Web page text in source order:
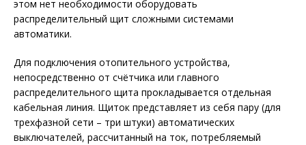
этом нет необходимости оборудовать
распределительный щит сложными системами
автоматики.
Для подключения отопительного устройства,
непосредственно от счётчика или главного
распределительного щита прокладывается отдельная
кабельная линия. Щиток представляет из себя пару (для
трехфазной сети – три штуки) автоматических
выключателей, рассчитанный на ток, потребляемый